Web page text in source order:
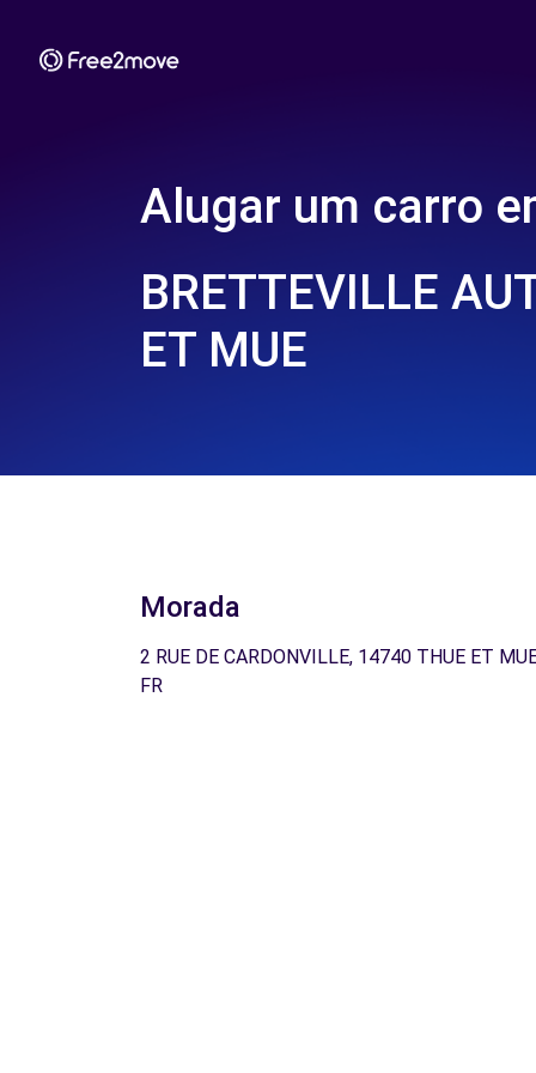
Alugar um carro
BRETTEVILLE
ET MUE
Morada
2 RUE DE CARDONVILLE, 14740 THUE ET
FR